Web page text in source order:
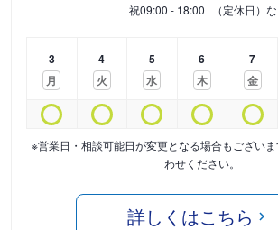
祝09:00 - 18:00 （定休日）
3
月
4
火
5
水
6
木
7
金
※営業日・相談可能日が変更となる場合もござい
わせください。
詳しくはこちら